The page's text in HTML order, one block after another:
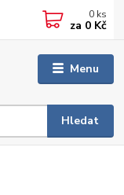
Menu
Hledat
0 ks
za 0 Kč